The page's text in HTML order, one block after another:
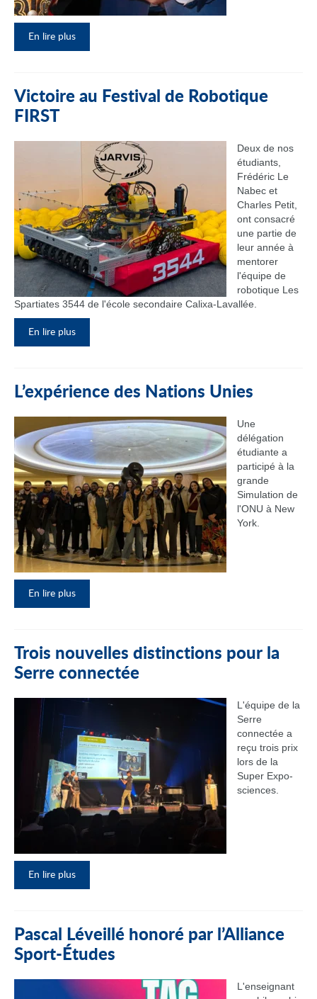
En lire plus
Victoire au Festival de Robotique
FIRST
Deux de nos
étudiants,
Frédéric Le
Nabec et
Charles Petit,
ont consacré
une partie de
leur année à
mentorer
l'équipe de
robotique Les
Spartiates 3544 de l'école secondaire Calixa-Lavallée.
En lire plus
L’expérience des Nations Unies
Une
délégation
étudiante a
participé à la
grande
Simulation de
l'ONU à New
York.
En lire plus
Trois nouvelles distinctions pour la
Serre connectée
L'équipe de la
Serre
connectée a
reçu trois prix
lors de la
Super Expo-
sciences.
En lire plus
Pascal Léveillé honoré par l’Alliance
Sport-Études
L'enseignant